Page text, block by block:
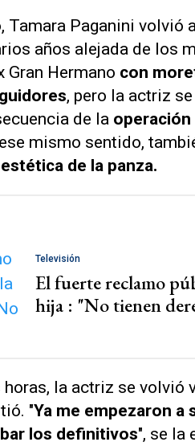
Tamara Paganini volvió
años alejada de los
Gran Hermano con
, pero la actriz
de la operación
mismo sentido,
de la panza.
Televisión
El fuerte reclamo
hija : "No tienen
la actriz se volvió
"Ya me empezaron
los definitivos", se la